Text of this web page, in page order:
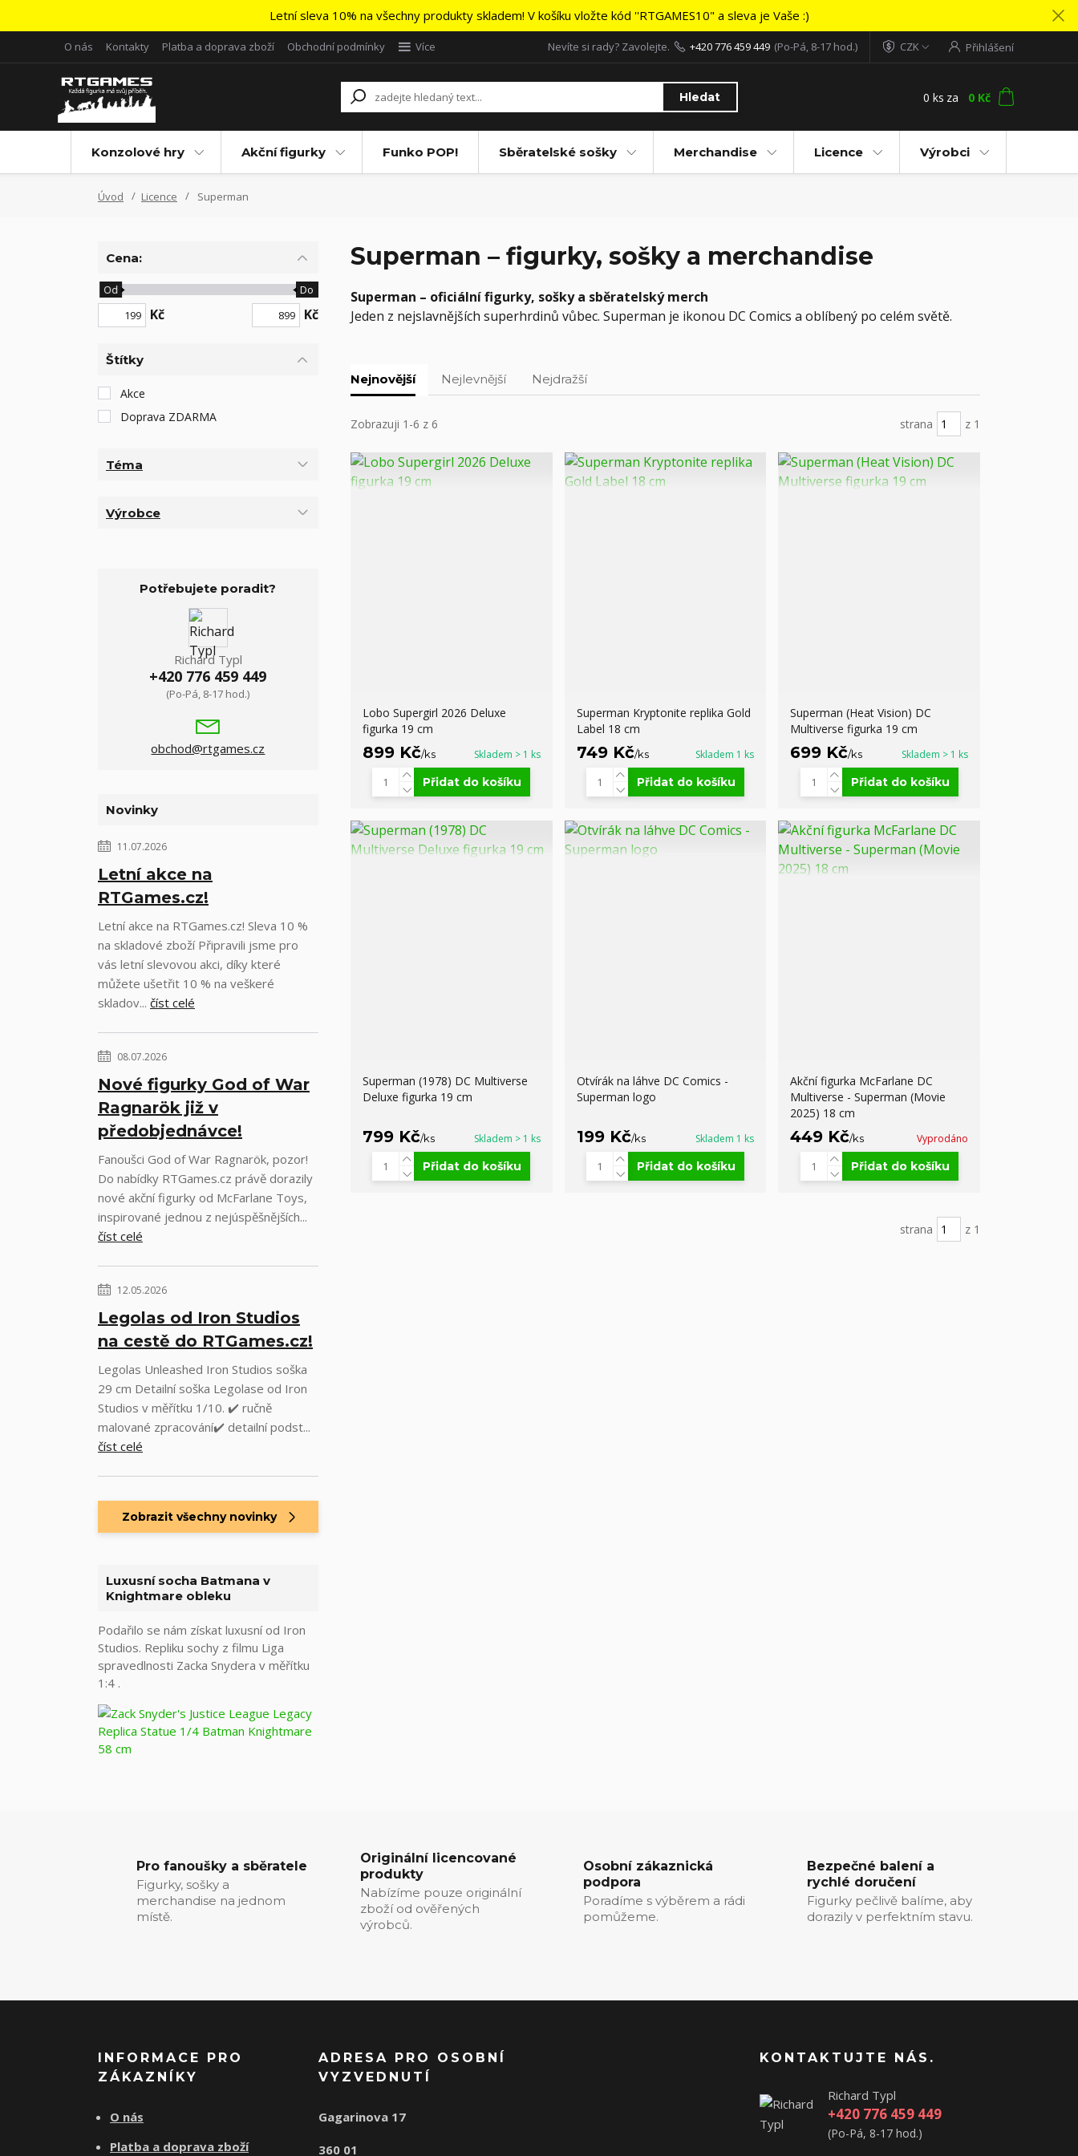
Letní sleva 10% na všechny produkty skladem! V košíku vložte kód ''RTGAMES10" a sleva je Vaše :)
O nás Kontakty Platba a doprava zboží Obchodní podmínky Více CZK Přihlášení
Hledat
Nevíte si rady? Zavolejte. +420 776 459 449 (Po-Pá, 8-17 hod.)
0 ks za 0 Kč
Konzolové hry Akční figurky Funko POP! Sběratelské sošky Merchandise Licence Výrobci
Úvod Licence Superman
Superman – figurky, sošky a merchandise
Superman – oficiální figurky, sošky a sběratelský merch
Jeden z nejslavnějších superhrdinů vůbec. Superman je ikonou DC Comics a oblíbený po celém světě.
Nejnovější Nejlevnější Nejdražší
Zobrazuji 1-6 z 6 strana z 1
Lobo Supergirl 2026 Deluxe
figurka 19 cm
899 Kč/ks Skladem > 1 ks
Přidat do košíku
Superman Kryptonite replika Gold
Label 18 cm
749 Kč/ks Skladem 1 ks
Přidat do košíku
Superman (Heat Vision) DC
Multiverse figurka 19 cm
699 Kč/ks Skladem > 1 ks
Přidat do košíku
Superman (1978) DC Multiverse
Deluxe figurka 19 cm
799 Kč/ks Skladem > 1 ks
Přidat do košíku
Otvírák na láhve DC Comics -
Superman logo
199 Kč/ks Skladem 1 ks
Přidat do košíku
Akční figurka McFarlane DC
Multiverse - Superman (Movie
2025) 18 cm
449 Kč/ks Vyprodáno
Přidat do košíku
strana z 1
Cena:
Kč
Od Do
Kč
Štítky
Akce
Doprava ZDARMA
Téma
Výrobce
Potřebujete poradit?
Richard Typl
+420 776 459 449
(Po-Pá, 8-17 hod.)
obchod@rtgames.cz
Novinky
11.07.2026
Letní akce na
RTGames.cz!
Letní akce na RTGames.cz! Sleva 10 %
na skladové zboží Připravili jsme pro
vás letní slevovou akci, díky které
můžete ušetřit 10 % na veškeré
skladov... číst celé
08.07.2026
Nové figurky God of War
Ragnarök již v
předobjednávce!
Fanoušci God of War Ragnarök, pozor!
Do nabídky RTGames.cz právě dorazily
nové akční figurky od McFarlane Toys,
inspirované jednou z nejúspěšnějších...
číst celé
12.05.2026
Legolas od Iron Studios
na cestě do RTGames.cz!
Legolas Unleashed Iron Studios soška
29 cm Detailní soška Legolase od Iron
Studios v měřítku 1/10. ✔️ ručně
malované zpracování✔️ detailní podst...
číst celé
Zobrazit všechny novinky
Luxusní socha Batmana v
Knightmare obleku
Podařilo se nám získat luxusní od Iron
Studios. Repliku sochy z filmu Liga
spravedlnosti Zacka Snydera v měřítku
1:4 .
Pro fanoušky a sběratele
Figurky, sošky a
merchandise na jednom
místě.
Originální licencované
produkty
Nabízíme pouze originální
zboží od ověřených
výrobců.
Osobní zákaznická
podpora
Poradíme s výběrem a rádi
pomůžeme.
Bezpečné balení a
rychlé doručení
Figurky pečlivě balíme, aby
dorazily v perfektním stavu.
INFORMACE PRO
ZÁKAZNÍKY
O nás
Platba a doprava zboží
ADRESA PRO OSOBNÍ
VYZVEDNUTÍ
Gagarinova 17
360 01
KONTAKTUJTE NÁS.
Richard Typl
+420 776 459 449
(Po-Pá, 8-17 hod.)